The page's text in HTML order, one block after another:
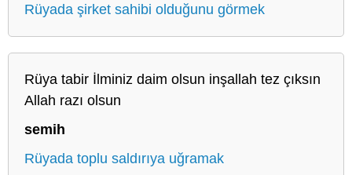
Rüyada şirket sahibi olduğunu görmek
Rüya tabir İlminiz daim olsun inşallah tez çıksın
Allah razı olsun
semih
Rüyada toplu saldırıya uğramak